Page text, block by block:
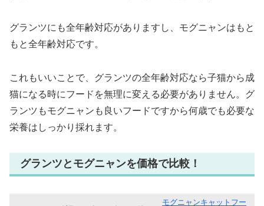
グランツにも全年齢対応がありますし、モグニャンはもと
もと全年齢対応です。
これもいいことで、グランツの全年齢対応なら子猫から成
猫になる時にフードを無理に変える必要がありません。グ
ランツもモグニャンも良いフードですから何歳でも必要な
栄養はしっかり採れます。
グランツとモグニャンを価格で比較！
モグニャンキャットフー